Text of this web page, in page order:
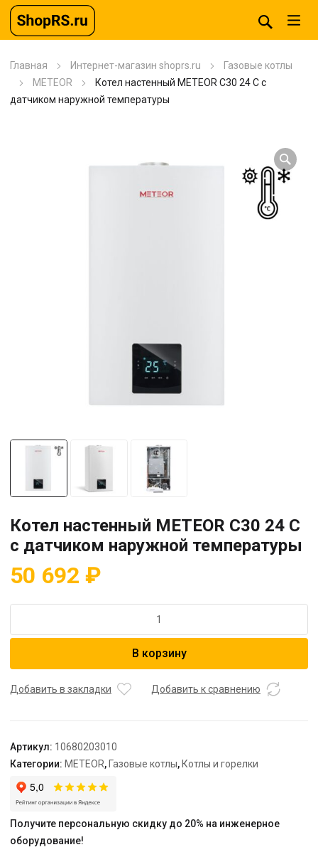
Главная Интернет-магазин shoprs.ru
Газовые котлы
METEOR
Котел настенный METEOR C30 24 C с
датчиком наружной температуры
Котел настенный METEOR C30 24 C
с датчиком наружной температуры
50 692 ₽
Котел
C30
датчиком
наружной
температуры
В корзину
Добавить в закладки Добавить к сравнению
Артикул: 10680203010
Категории: METEOR, Газовые котлы, Котлы и горелки
Получите персональную скидку до 20% на инженерное
оборудование!